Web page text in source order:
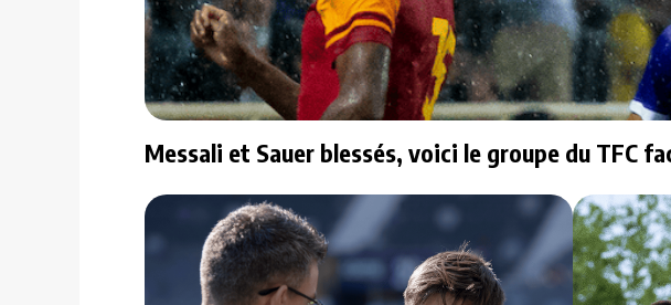
Messali et Sauer blessés, voici le groupe du TFC